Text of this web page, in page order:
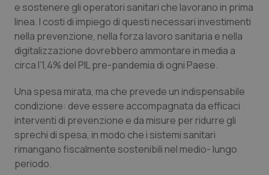
e sostenere gli operatori sanitari che lavorano in prima
linea. I costi di impiego di questi necessari investimenti
nella prevenzione, nella forza lavoro sanitaria e nella
digitalizzazione dovrebbero ammontare in media a
circa l’1,4% del PIL pre-pandemia di ogni Paese.
Una spesa mirata, ma che prevede un indispensabile
condizione: deve essere accompagnata da efficaci
interventi di prevenzione e da misure per ridurre gli
sprechi di spesa, in modo che i sistemi sanitari
rimangano fiscalmente sostenibili nel medio- lungo
periodo.